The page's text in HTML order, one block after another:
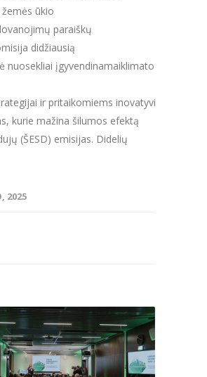
ūkio
paraiškų
didžiausią
nuosekliai įgyvendinamaiklimato
ir pritaikomiems inovatyviems
kurie mažina šilumos efektą
(ŠESD) emisijas. Didelių
2025